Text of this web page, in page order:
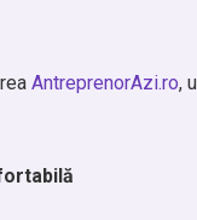
AntreprenorAzi.ro,